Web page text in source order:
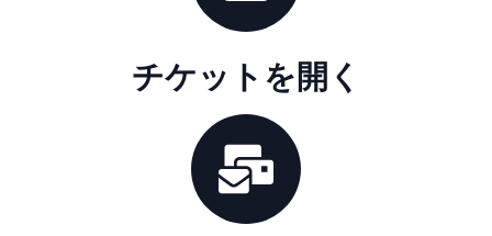
チケットを開く